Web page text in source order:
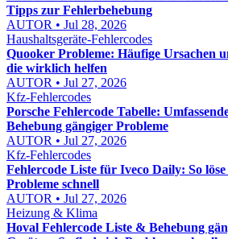
Tipps zur Fehlerbehebung
AUTOR • Jul 28, 2026
Haushaltsgeräte-Fehlercodes
Quooker Probleme: Häufige Ursachen
die wirklich helfen
AUTOR • Jul 27, 2026
Kfz-Fehlercodes
Porsche Fehlercode Tabelle:
Behebung gängiger Probleme
AUTOR • Jul 27, 2026
Kfz-Fehlercodes
Fehlercode Liste für Iveco Daily: So
Probleme schnell
AUTOR • Jul 27, 2026
Heizung & Klima
Hoval Fehlercode Liste & Behebung